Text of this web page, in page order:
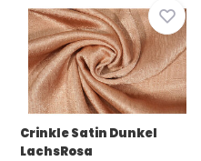
Crinkle Satin Dunkel
LachsRosa